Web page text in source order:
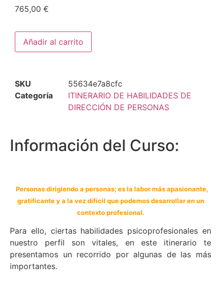
765,00 €
Añadir al carrito
SKU
55634e7a8cfc
Categoría
ITINERARIO DE HABILIDADES DE
DIRECCIÓN DE PERSONAS
Información del Curso:
Personas dirigiendo a personas; es la labor más apasionante,
gratificante y a la vez difícil que podemos desarrollar en un
contexto profesional.
Para ello, ciertas habilidades psicoprofesionales en
nuestro perfil son vitales, en este itinerario te
presentamos un recorrido por algunas de las más
importantes.